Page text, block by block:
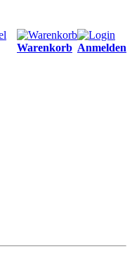
Anmelden
Warenkorb